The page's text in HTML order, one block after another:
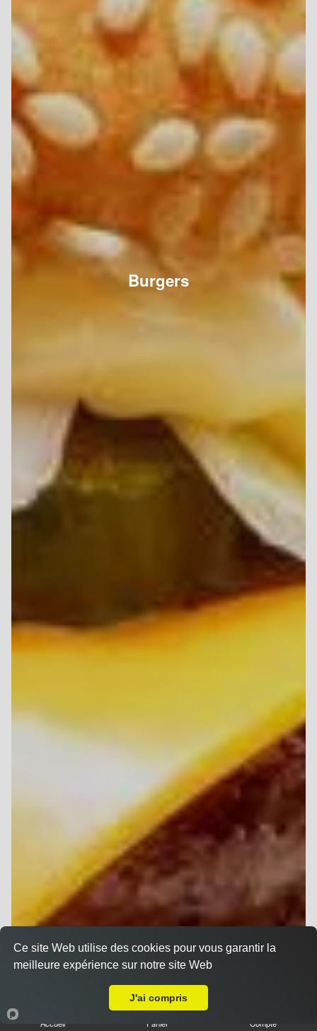
Burgers
Accueil Panier Compte
Ce site Web utilise des cookies pour vous garantir la
meilleure expérience sur notre site Web
J'ai compris